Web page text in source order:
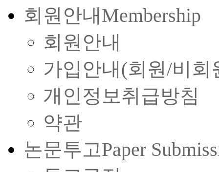
회원안내Membership
회원안내
가입안내(회원/비회
개인정보취급방침
약관
논문투고Paper